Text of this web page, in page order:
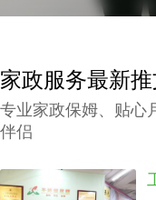
家政服务最新
专业家政保姆、贴心
伴侣